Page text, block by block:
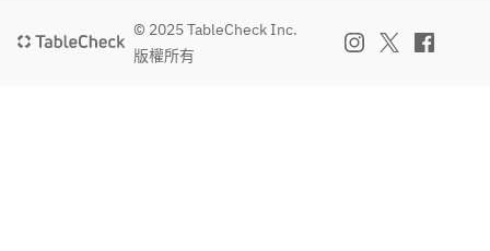
© 2025 TableCheck Inc.
版權所有